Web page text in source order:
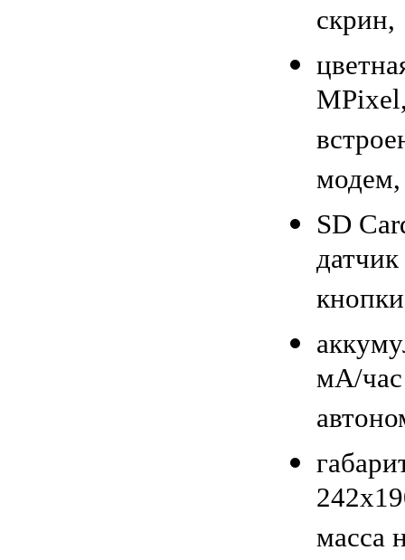
скрин,
модем,
SD
мА/
масса